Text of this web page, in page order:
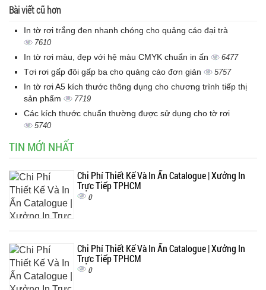
Bài viết cũ hơn
In tờ rơi trắng đen nhanh chóng cho quảng cáo đại trà
7610
In tờ rơi màu, đẹp với hệ màu CMYK chuẩn in ấn 6477
Tơi rơi gấp đôi gấp ba cho quảng cáo đơn giản 5757
In tờ rơi A5 kích thước thông dụng cho chương trình tiếp thị
sản phẩm
7719
Các kích thước chuẩn thường được sử dụng cho tờ rơi
5740
TIN MỚI NHẤT
Chi Phí Thiết Kế Và In Ấn Catalogue | Xưởng In
Trực Tiếp TPHCM
0
Chi Phí Thiết Kế Và In Ấn Catalogue | Xưởng In
Trực Tiếp TPHCM
0